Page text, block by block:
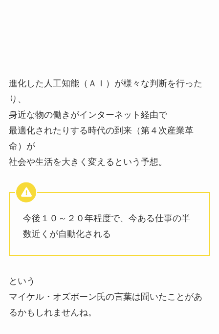
進化した人工知能（ＡＩ）が様々な判断を行った
り、
身近な物の働きがインターネット経由で
最適化されたりする時代の到来（第４次産業革
命）が
社会や生活を大きく変えるという予想。
今後１０～２０年程度で、今ある仕事の半
数近くが自動化される
という
マイケル・オズボーン氏の言葉は聞いたことがあ
るかもしれませんね。